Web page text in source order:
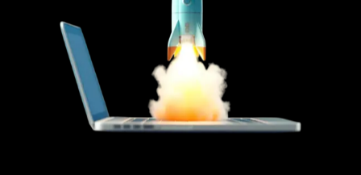
Ι.ΤΣΑΛΟΥΧΊΔΗ 16-20, ΘΕΣΣΑΛΟΝΊΚΗ 54248